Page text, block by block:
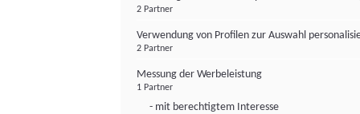
2 Partner
Verwendung von Profilen zur Auswahl
2 Partner
Messung der Werbeleistung
1 Partner
- mit berechtigtem Interesse